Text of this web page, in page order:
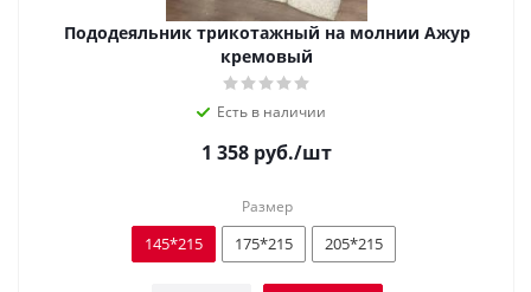
Пододеяльник трикотажный на молнии Ажур
кремовый
Есть в наличии
1 358 руб./шт
Размер
145*215 175*215 205*215